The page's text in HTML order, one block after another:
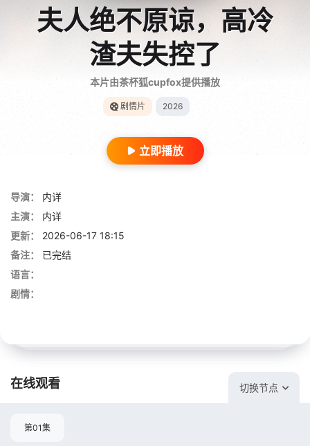
夫人绝不原谅，高冷
渣夫失控了
本片由茶杯狐cupfox提供播放
剧情片 2026
立即播放
导演：
内详
主演：
内详
更新：
2026-06-17 18:15
备注：
已完结
语言：
剧情：
在线观看 切换节点
第01集